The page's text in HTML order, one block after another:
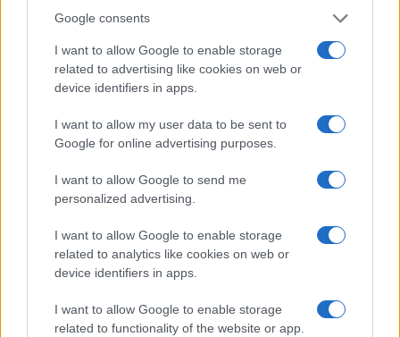
Google consents
I want to allow Google to enable storage
related to advertising like cookies on web or
device identifiers in apps.
I want to allow my user data to be sent to
Google for online advertising purposes.
I want to allow Google to send me
personalized advertising.
I want to allow Google to enable storage
related to analytics like cookies on web or
device identifiers in apps.
I want to allow Google to enable storage
related to functionality of the website or app.
Lotta contro il virus o contro la
libertà?
Notiamo con amarezza che oggi nell’intercalare
del linguaggio quotidiano si ripetono come un
“Mantra” da parte di chi è al potere sempre le
stesse parole: “lockdown”, “distanziamento
sociale”, “necessità di misure più rigide”, “non
cittadini sembrano oramai seguire acriticamente
la “neolingua politicamente corretta” che non
l’adeguamento ad ogni nuovo comando, anche al